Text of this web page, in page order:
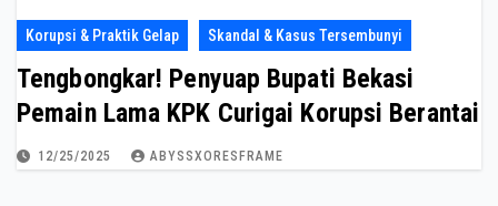
Korupsi & Praktik Gelap Skandal & Kasus Tersembunyi
Tengbongkar! Penyuap Bupati Bekasi
Pemain Lama KPK Curigai Korupsi Berantai
12/25/2025 ABYSSXORESFRAME